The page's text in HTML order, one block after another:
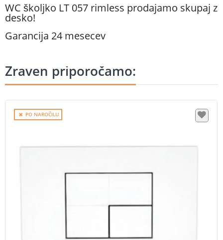
WC školjko LT 057 rimless prodajamo skupaj z
desko!
Garancija 24 mesecev
Zraven priporočamo:
PO NAROČILU